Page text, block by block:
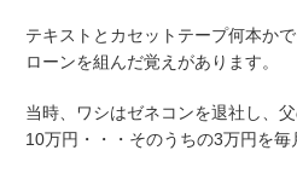
テキストとカセットテープ何本か
ローンを組んだ覚えがあります。
当時、ワシはゼネコンを退社し、
10万円・・・そのうちの3万円を毎